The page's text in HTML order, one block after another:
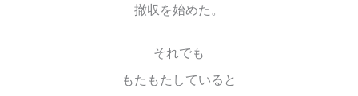
撤収を始めた。
それでも
もたもたしていると